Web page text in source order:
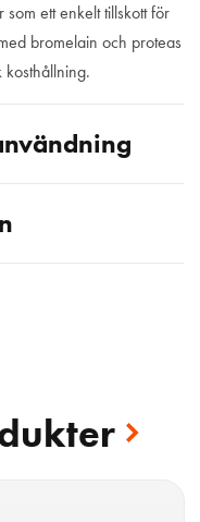
ett enkelt tillskott för
bromelain och proteas
kosthållning.